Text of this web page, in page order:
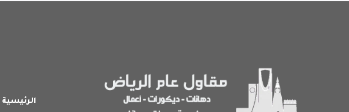
الملقا
الرئيسية